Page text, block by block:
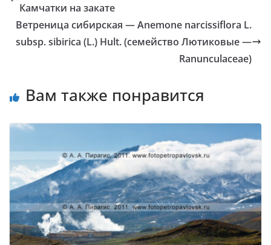
Камчатки на закате
Ветреница сибирская — Anemone narcissiflora L.
subsp. sibirica (L.) Hult. (семейство Лютиковые —
Ranunculaceae)
Вам также понравится